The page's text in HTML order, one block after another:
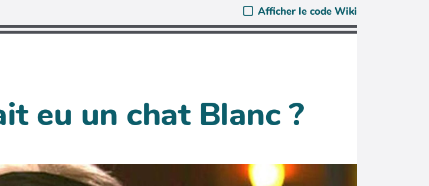
Afficher le code Wiki